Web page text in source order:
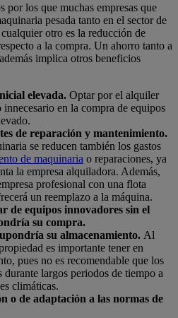
los que muchas empresas que
pesada tanto en el sector de
otro es la reducción de
a la compra. Un ahorro tanto a
implica otros beneficios
elevada. Optar por el alquiler
en la compra de equipos
de reparación y mantenimiento.
se reducen también los gastos
de maquinaria o reparaciones, ya
la empresa alquiladora. Además,
profesional con una flota
un reemplazo a la máquina.
de equipos innovadores sin el
su compra.
su almacenamiento. Al
es importante tener en
pues no es recomendable que los
durante largos periodos de tiempo a
climáticas.
o de adaptación a las normas de